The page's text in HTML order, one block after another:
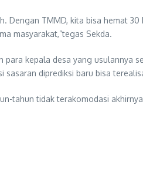
Dengan TMMD, kita bisa hemat
masyarakat,”tegas Sekda.
kepala desa yang usulannya
sasaran diprediksi baru bisa
tahun tidak terakomodasi